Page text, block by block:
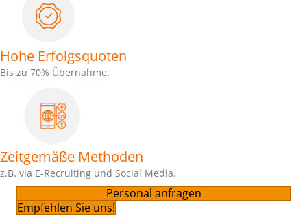
Hohe Erfolgsquoten
Bis zu 70% Übernahme.
Zeitgemäße Methoden
z.B. via E-Recruiting und Social Media.
Personal anfragen
Empfehlen Sie uns!